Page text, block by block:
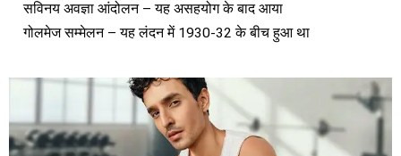
सविनय अवज्ञा आंदोलन – यह असहयोग के बाद आया
गोलमेज सम्मेलन – यह लंदन में 1930-32 के बीच हुआ था